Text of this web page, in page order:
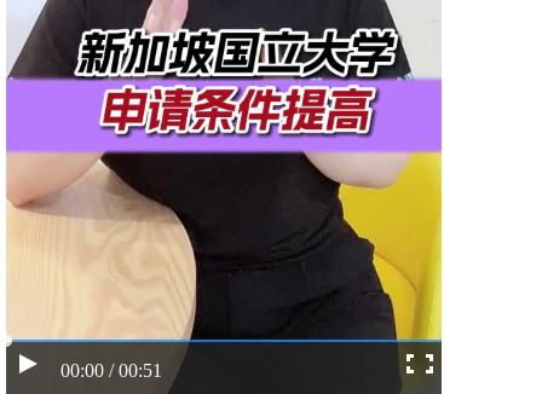
00:00 / 00:51